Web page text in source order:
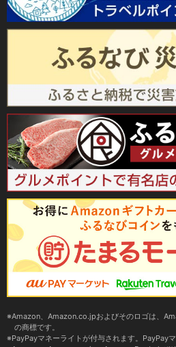
Amazon、Amazon.co.jpおよびそのロゴは、
の商標です。
PayPayマネーライトが付与されます。PayPay